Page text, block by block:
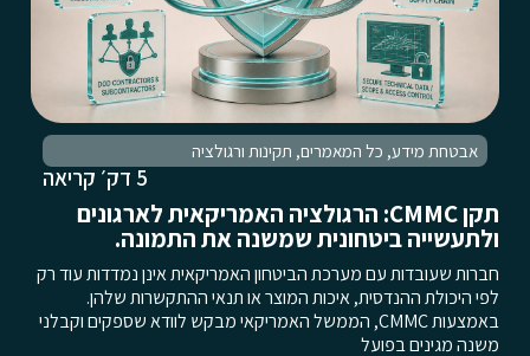
אבטחת מידע, כל המאמרים, תקינות ורגולציה
5 דק׳ קריאה
תקן CMMC: הרגולציה האמריקאית לארגונים
ולתעשייה ביטחונית שמשנה את התמונה.
חברות שעובדות עם מערכת הביטחון האמריקאית אינן נמדדות עוד רק
לפי היכולת ההנדסית, איכות המוצר או תנאי ההתקשרות שלהן.
באמצעות CMMC, הממשל האמריקאי מבקש לוודא שספקים וקבלני
משנה מגינים בפועל